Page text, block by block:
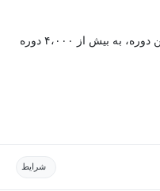
با خرید اشتراک مکتب‌پلاس، علاوه بر این دوره، به بیش از ۴،۰۰۰ دوره
شرایط